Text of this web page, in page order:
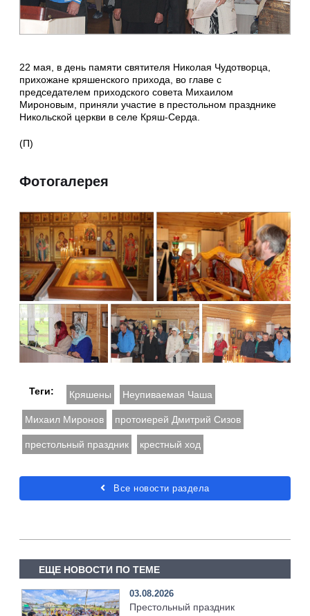
22 мая, в день памяти святителя Николая Чудотворца,
прихожане кряшенского прихода, во главе с
председателем приходского совета Михаилом
Мироновым, приняли участие в престольном празднике
Никольской церкви в селе Кряш-Серда.
(П)
Фотогалерея
Теги: Кряшены Неупиваемая Чаша
Михаил Миронов протоиерей Дмитрий Сизов
престольный праздник крестный ход
Все новости раздела
ЕЩЕ НОВОСТИ ПО ТЕМЕ
03.08.2026
Престольный праздник